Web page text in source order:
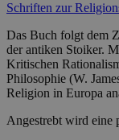
Schriften zur
Das Buch folgt dem
der antiken Stoiker.
Kritischen
Philosophie (W.
Religion in Europa
Angestrebt wird